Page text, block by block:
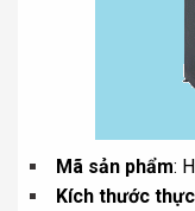
Mã sản phẩm:
Kích thước thực